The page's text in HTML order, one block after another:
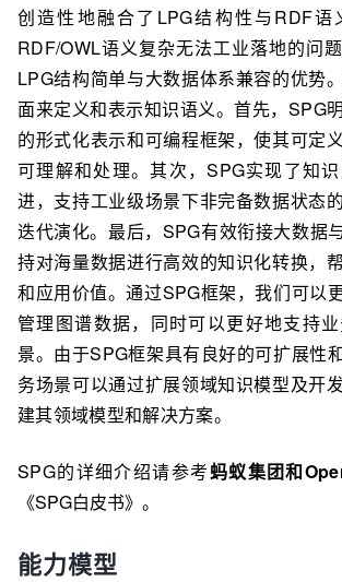
创造性地融合了LPG结构性与RDF语
RDF/OWL语义复杂无法工业落地的问
LPG结构简单与大数据体系兼容的优势
面来定义和表示知识语义。首先，SPG
的形式化表示和可编程框架，使其可定
可理解和处理。其次，SPG实现了知
进，支持工业级场景下非完备数据状态
迭代演化。最后，SPG有效衔接大数据
持对海量数据进行高效的知识化转换，
和应用价值。通过SPG框架，我们可以
管理图谱数据，同时可以更好地支持
景。由于SPG框架具有良好的可扩展性
务场景可以通过扩展领域知识模型及开
建其领域模型和解决方案。
SPG的详细介绍请参考蚂蚁集团和
《SPG白皮书》 。
能力模型